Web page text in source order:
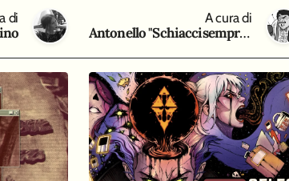
di
A cura di
Antonello "Schiaccisempre " Gaeta